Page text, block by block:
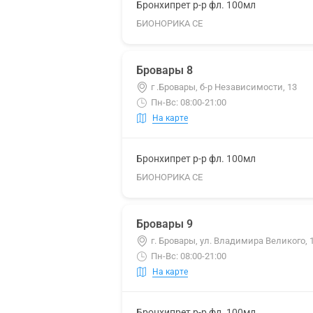
Бронхипрет р-р фл. 100мл
БИОНОРИКА СЕ
Бровары 8
г .Бровары, б-р Независимости, 13
Пн-Вс: 08:00-21:00
На карте
Бронхипрет р-р фл. 100мл
БИОНОРИКА СЕ
Бровары 9
г. Бровары, ул. Владимира Великого,
Пн-Вс: 08:00-21:00
На карте